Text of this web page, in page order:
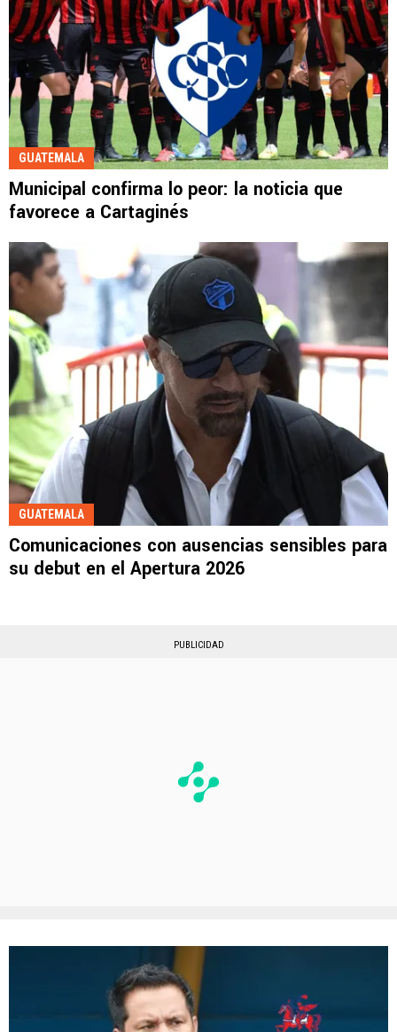
GUATEMALA
Municipal confirma lo peor: la noticia que
favorece a Cartaginés
GUATEMALA
Comunicaciones con ausencias sensibles para
su debut en el Apertura 2026
PUBLICIDAD